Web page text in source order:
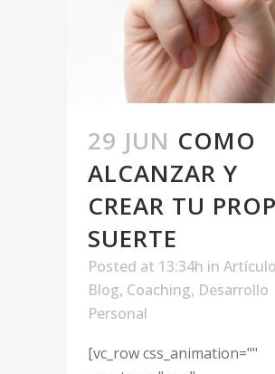
29 JUN COMO
ALCANZAR Y
CREAR TU
SUERTE
Posted at 13:34h in
Blog, Coaching, Desarrollo
Personal
[vc_row css_animation=""